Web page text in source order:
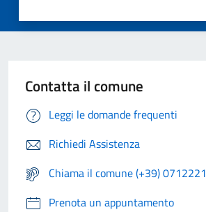
Contatta il comune
Leggi le domande frequenti
Richiedi Assistenza
Chiama il comune (+39) 0712221
Prenota un appuntamento